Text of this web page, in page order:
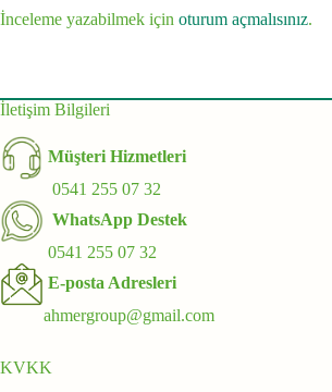
İnceleme yazabilmek için oturum açmalısınız.
İletişim Bilgileri
Müşteri Hizmetleri
0541 255 07 32
WhatsApp Destek
0541 255 07 32
E-posta Adresleri
ahmergroup@gmail.com
KVKK